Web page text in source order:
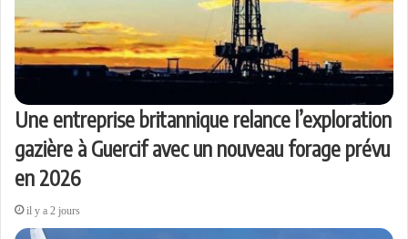
Une entreprise britannique relance l’exploration
gazière à Guercif avec un nouveau forage prévu
en 2026
il y a 2 jours